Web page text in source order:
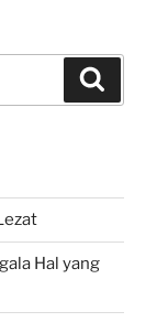
Hal yang